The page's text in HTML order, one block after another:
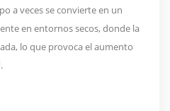
a veces se convierte en un
en entornos secos, donde la
lo que provoca el aumento